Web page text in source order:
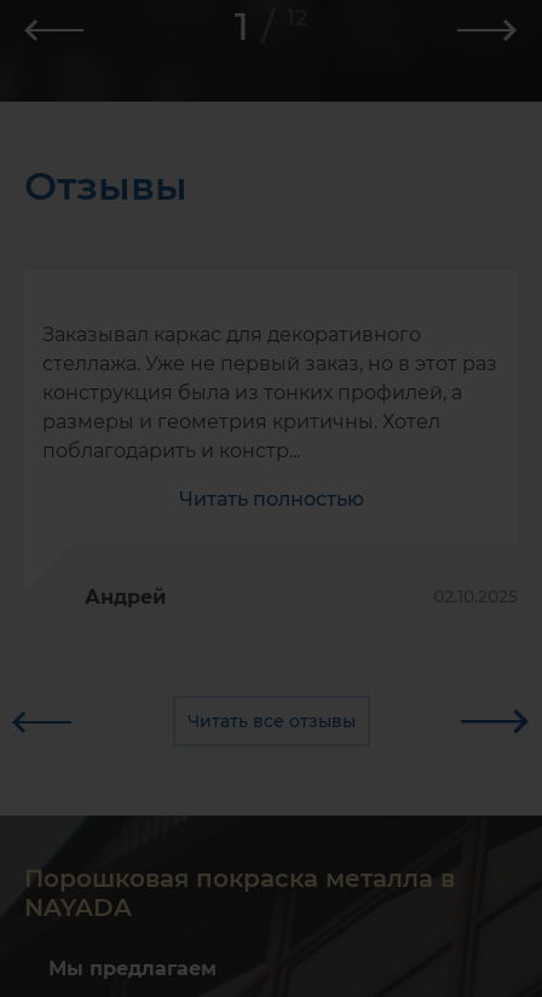
1
Отзывы
Заказывал каркас для декоративного
стеллажа. Уже не первый заказ, но в этот раз
конструкция была из тонких профилей, а
размеры и геометрия критичны. Хотел
поблагодарить и констр...
Читать полностью
Андрей
Читать все отзывы
Порошковая покраска металла в
NAYADA
Мы предлагаем